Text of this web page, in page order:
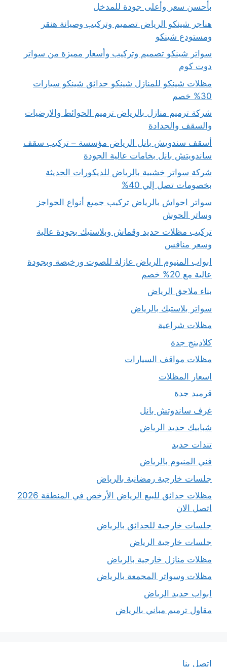
بأحسن سعر وأعلى جودة للمدخل
هناجر شينكو الرياض تصميم وتركيب وصيانة هنقر
ومستودع شينكو
سواتر شينكو تصميم وتركيب وأسعار مميزة من سواتر
دوت كوم
مظلات شينكو للمنازل شينكو حدائق شينكو سيارات
30% خصم
شركة ترميم منازل بالرياض ترميم الحوائط والارضيات
والسقف والحدادة
أسقف سندويش بانل الرياض مؤسسة – تركيب سقف
ساندويتش بانل بخامات عالية الجودة
شركة سواتر خشبية بالرياض للديكورات الحديثة
بخصومات تصل إلي 40%
سواتر احواش بالرياض تركيب جميع أنواع الحواجز
وساتر الحوش
تركيب مظلات حديد وقماش وبلاستيك بجودة عالية
وسعر منافس
ابواب المنيوم الرياض عازلة للصوت ورخيصة وبجودة
عالية مع 20% خصم
بناء ملاحق الرياض
سواتر بلاستيك بالرياض
مظلات شراعية
كلادينج جدة
مظلات مواقف السيارات
اسعار المظلات
قرميد جدة
غرف ساندوتش بانل
شبابيك حديد الرياض
تندات حديد
فني المنيوم بالرياض
جلسات خارجية رمضانية بالرياض
مظلات حدائق للبيع الرياض الأرخص في المنطقة 2026
اتصل الان
جلسات خارجية للحدائق بالرياض
جلسات خارجية الرياض
مظلات منازل خارجية بالرياض
مظلات وسواتر المجمعة بالرياض
ابواب حديد الرياض
مقاول ترميم مباني بالرياض
اتصل بنا